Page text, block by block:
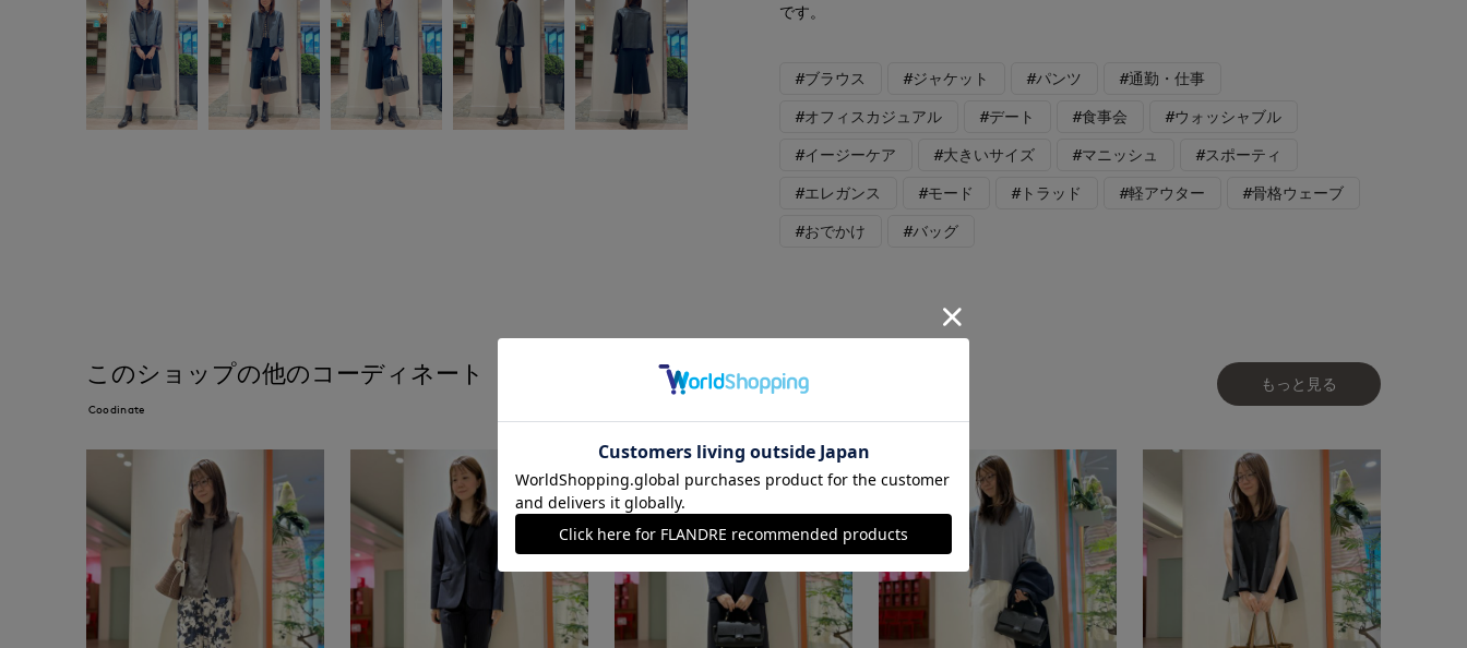
です。
#ブラウス #ジャケット #パンツ #通勤・仕事
#オフィスカジュアル #デート #食事会 #ウォッシャブル
#イージーケア #大きいサイズ #マニッシュ #スポーティ
#エレガンス #モード #トラッド #軽アウター #骨格ウェーブ
#おでかけ #バッグ
このショップの他のコーディネート
Coodinate
もっと見る